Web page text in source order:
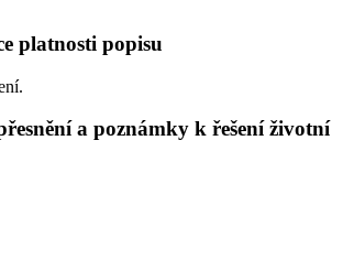
platnosti popisu
a poznámky k řešení životní